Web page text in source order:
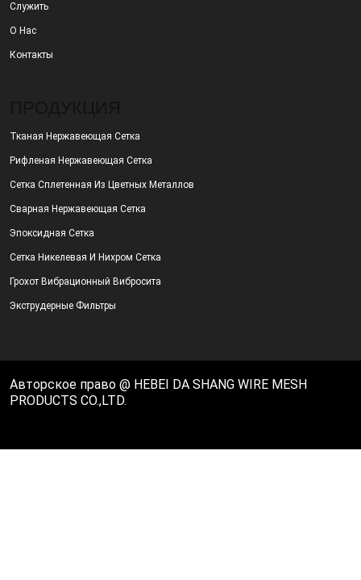
Служить
О Нас
Контакты
Тканая Нержавеющая Сетка
Рифленая Нержавеющая Сетка
Сетка Сплетенная Из Цветных Металлов
Сварная Нержавеющая Сетка
Эпоксидная Сетка
Сетка Никелевая И Нихром Сетка
Грохот Вибрационный Вибросита
Экструдерные Фильтры
Авторское право @ HEBEI DA SHANG WIRE MESH
PRODUCTS CO.,LTD.